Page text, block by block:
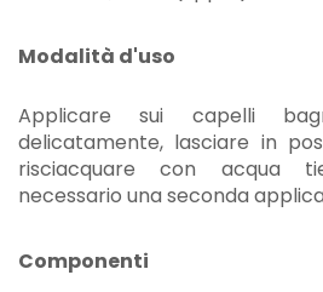
Modalità d'uso
Applicare sui capelli
delicatamente, lasciare in
risciacquare con acqua
necessario una seconda
Componenti